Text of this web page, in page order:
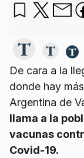
De cara a la
donde hay
Argentina de
llama a la
vacunas
Covid-19.